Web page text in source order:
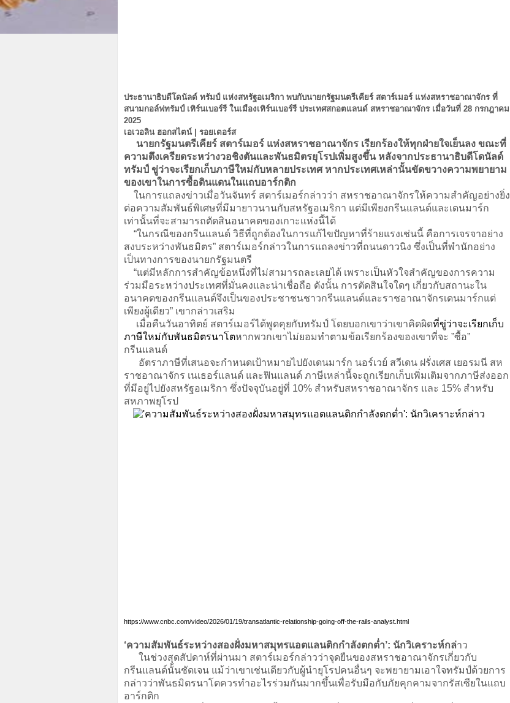
ประธานาธิบดีโดนัลด์ ทรัมป์ แห่งสหรัฐอเมริกา พบกับนายกรัฐมนตรีเคียร์ สตาร์เมอร์ แห่งสหราชอาณาจักร ที่
สนามกอล์ฟทรัมป์ เทิร์นเบอร์รี ในเมืองเทิร์นเบอร์รี ประเทศสกอตแลนด์ สหราชอาณาจักร เมื่อวันที่ 28 กรกฎาคม
2025
เอเวอลิน ฮอกสไตน์ | รอยเตอร์ส
นายกรัฐมนตรีเคียร์ สตาร์เมอร์ แห่งสหราชอาณาจักร เรียกร้องให้ทุกฝ่ายใจเย็นลง ขณะที่
ความตึงเครียดระหว่างวอชิงตันและพันธมิตรยุโรปเพิ่มสูงขึ้น หลังจากประธานาธิบดีโดนัลด์
ทรัมป์ ขู่ว่าจะเรียกเก็บภาษีใหม่กับหลายประเทศ หากประเทศเหล่านั้นขัดขวางความพยายาม
ของเขาในการซื้อดินแดนในแถบอาร์กติก
ในการแถลงข่าวเมื่อวันจันทร์ สตาร์เมอร์กล่าวว่า สหราชอาณาจักรให้ความสำคัญอย่างยิ่ง
ต่อความสัมพันธ์พิเศษที่มีมายาวนานกับสหรัฐอเมริกา แต่มีเพียงกรีนแลนด์และเดนมาร์ก
เท่านั้นที่จะสามารถตัดสินอนาคตของเกาะแห่งนี้ได้
“ในกรณีของกรีนแลนด์ วิธีที่ถูกต้องในการแก้ไขปัญหาที่ร้ายแรงเช่นนี้ คือการเจรจาอย่าง
สงบระหว่างพันธมิตร” สตาร์เมอร์กล่าวในการแถลงข่าวที่ถนนดาวนิง ซึ่งเป็นที่พำนักอย่าง
เป็นทางการของนายกรัฐมนตรี
“แต่มีหลักการสำคัญข้อหนึ่งที่ไม่สามารถละเลยได้ เพราะเป็นหัวใจสำคัญของการความ
ร่วมมือระหว่างประเทศที่มั่นคงและน่าเชื่อถือ ดังนั้น การตัดสินใจใดๆ เกี่ยวกับสถานะใน
อนาคตของกรีนแลนด์จึงเป็นของประชาชนชาวกรีนแลนด์และราชอาณาจักรเดนมาร์กแต่
เพียงผู้เดียว” เขากล่าวเสริม
เมื่อคืนวันอาทิตย์ สตาร์เมอร์ได้พูดคุยกับทรัมป์ โดยบอกเขาว่าเขาคิดผิดที่ขู่ว่าจะเรียกเก็บ
ภาษีใหม่กับพันธมิตรนาโตหากพวกเขาไม่ยอมทำตามข้อเรียกร้องของเขาที่จะ ”ซื้อ”
กรีนแลนด์
อัตราภาษีที่เสนอจะกำหนดเป้าหมายไปยังเดนมาร์ก นอร์เวย์ สวีเดน ฝรั่งเศส เยอรมนี สห
ราชอาณาจักร เนเธอร์แลนด์ และฟินแลนด์ ภาษีเหล่านี้จะถูกเรียกเก็บเพิ่มเติมจากภาษีส่งออก
ที่มีอยู่ไปยังสหรัฐอเมริกา ซึ่งปัจจุบันอยู่ที่ 10% สำหรับสหราชอาณาจักร และ 15% สำหรับ
สหภาพยุโรป
https://www.cnbc.com/video/2026/01/19/transatlantic-relationship-going-off-the-rails-analyst.html
‘ความสัมพันธ์ระหว่างสองฝั่งมหาสมุทรแอตแลนติกกำลังตกต่ำ’: นักวิเคราะห์กล่าว
ในช่วงสุดสัปดาห์ที่ผ่านมา สตาร์เมอร์กล่าวว่าจุดยืนของสหราชอาณาจักรเกี่ยวกับ
กรีนแลนด์นั้นชัดเจน แม้ว่าเขาเช่นเดียวกับผู้นำยุโรปคนอื่นๆ จะพยายามเอาใจทรัมป์ด้วยการ
กล่าวว่าพันธมิตรนาโตควรทำอะไรร่วมกันมากขึ้นเพื่อรับมือกับภัยคุกคามจากรัสเซียในแถบ
อาร์กติก